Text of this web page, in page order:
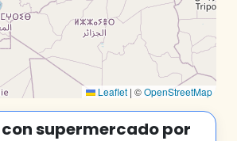
Leaflet | ©OpenStreetMap
supermercado por